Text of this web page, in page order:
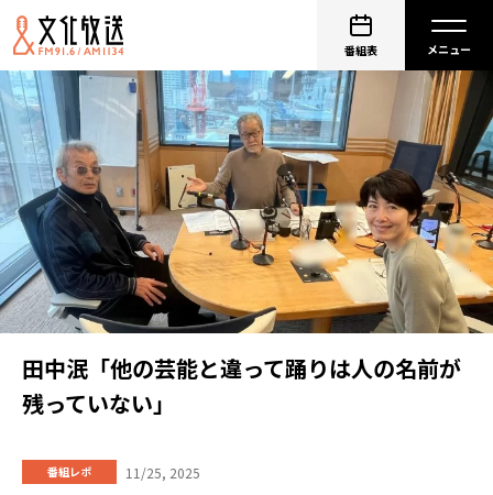
番組表
田中泯「他の芸能と違って踊りは人の名前が
残っていない」
番組レポ 11/25, 2025